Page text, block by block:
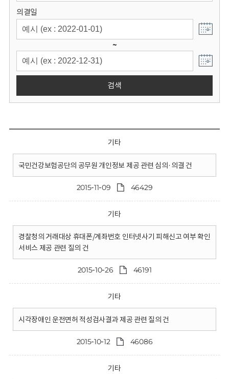
의결일
~
검색
기타
국민건강보험공단의 공무원 개인정보 제공 관련 심의·의결 건
2015-11-09 46429
기타
경찰청의 거래대상 휴대폰/계좌번호 인터넷사기 피해신고 여부 확인
서비스 제공 관련 질의 건
2015-10-26 46191
기타
시각장애인 운전면허 적성검사결과 제공 관련 질의 건
2015-10-12 46086
기타